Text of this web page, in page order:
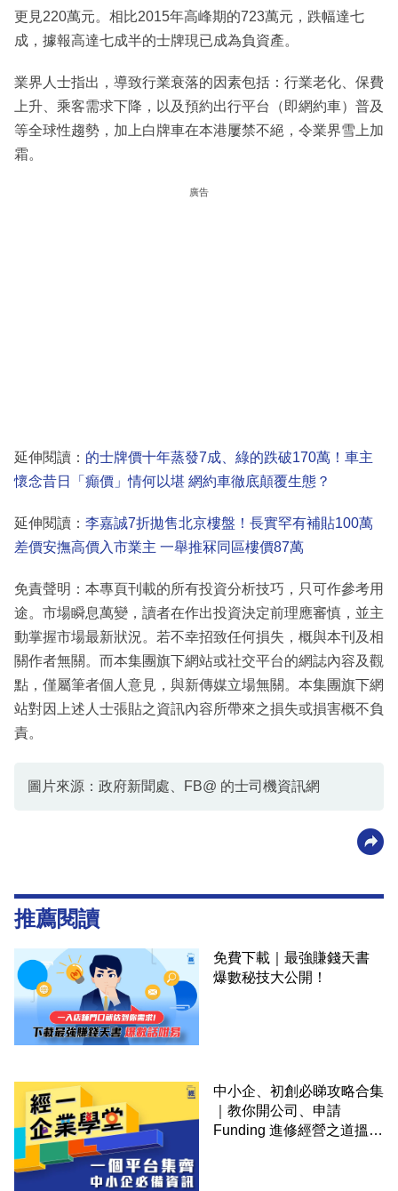
更見220萬元。相比2015年高峰期的723萬元，跌幅達七
成，據報高達七成半的士牌現已成為負資產。
業界人士指出，導致行業衰落的因素包括：行業老化、保費
上升、乘客需求下降，以及預約出行平台（即網約車）普及
等全球性趨勢，加上白牌車在本港屢禁不絕，令業界雪上加
霜。
廣告
延伸閱讀： 的士牌價十年蒸發7成、綠的跌破170萬！車主
懷念昔日「癲價」情何以堪 網約車徹底顛覆生態？
延伸閱讀： 李嘉誠7折拋售北京樓盤！長實罕有補貼100萬
差價安撫高價入市業主 一舉推冧同區樓價87萬
免責聲明：本專頁刊載的所有投資分析技巧，只可作參考用
途。市場瞬息萬變，讀者在作出投資決定前理應審慎，並主
動掌握市場最新狀況。若不幸招致任何損失，概與本刊及相
關作者無關。而本集團旗下網站或社交平台的網誌內容及觀
點，僅屬筆者個人意見，與新傳媒立場無關。本集團旗下網
站對因上述人士張貼之資訊內容所帶來之損失或損害概不負
責。
圖片來源：政府新聞處、FB@ 的士司機資訊網
推薦閱讀
免費下載｜最強賺錢天書
爆數秘技大公開！
中小企、初創必睇攻略合集
｜教你開公司、申請
Funding 進修經營之道搵大